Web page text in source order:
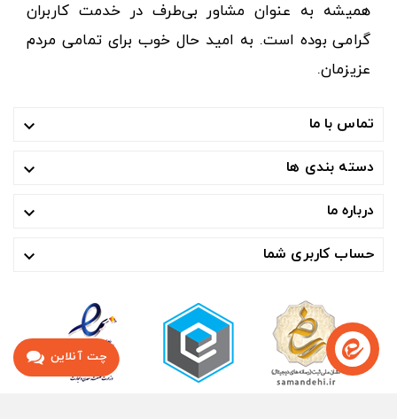
همیشه به عنوان مشاور بی‌طرف در خدمت کاربران
گرامی بوده است. به امید حال خوب برای تمامی مردم
عزیزمان.
تماس با ما 
دسته بندی ها 
درباره ما 
حساب کاربری شما 
چت آنلاین